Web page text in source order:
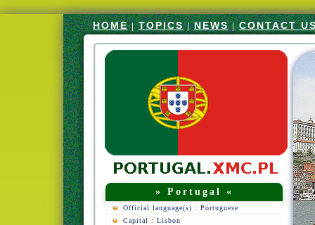
HOME|TOPICS|NEWS|CONTACT
» Portugal «
Official language(s) : Portuguese
Capital : Lisbon